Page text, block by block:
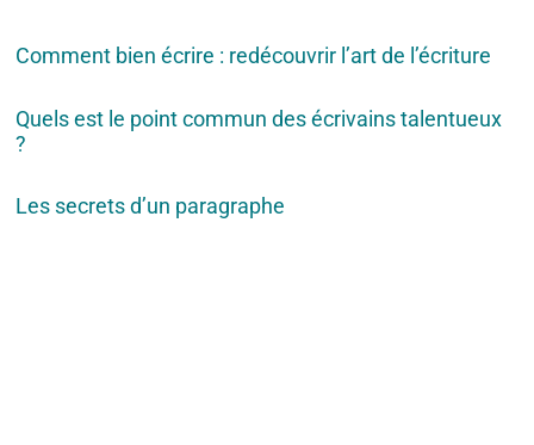
Comment bien écrire : redécouvrir l’art de l’écriture
Quels est le point commun des écrivains talentueux
?
Les secrets d’un paragraphe